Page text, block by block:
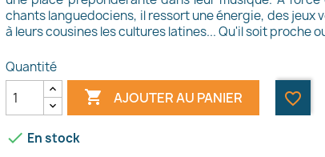
chants languedociens, il ressort une énergie, des
à leurs cousines les cultures latines... Qu'il soit proche
Quantité
 AJOUTER AU PANIER favorite_border
 En stock